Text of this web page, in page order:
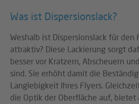
Was ist Dispersionslack?
Weshalb ist Dispersionslack für den
attraktiv? Diese Lackierung sorgt
besser vor Kratzern, Abscheuern
sind. Sie erhöht damit die
Langlebigkeit Ihres Flyers.
die Optik der Oberfläche auf, bietet